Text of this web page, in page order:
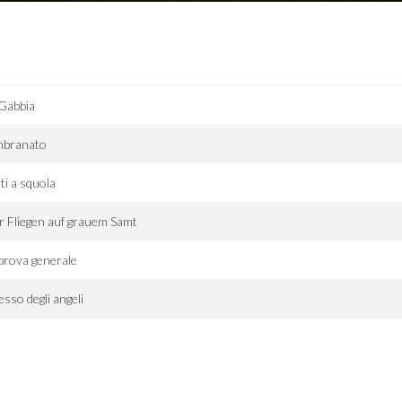
a squola
Fliegen auf grauem Samt
generale
degli angeli